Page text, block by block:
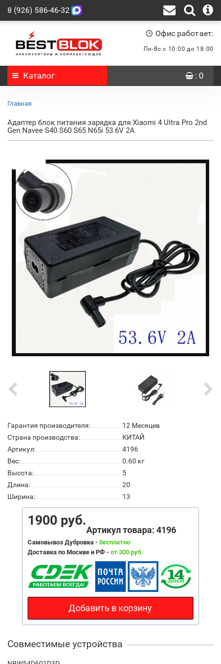
8 (926) 586-46-32
Офис работает:
Пн-Вс с 10:00 до 18:00
Каталог : 0
Главная
Адаптер блок питания зарядка для Xiaomi 4 Ultra Pro 2nd
Gen Navee S40 S60 S65 N65i 53.6V 2A
Гарантия производителя:
12 Месяцев
Страна производства:
КИТАЙ
Артикул:
4196
Вес:
0.60 кг
Высота:
5
Длина:
20
Ширина:
13
1900 руб.
Артикул товара: 4196
Самовывоз Дубровка - бесплатно
Доставка по Москве и РФ - от 300 руб.
Добавить в корзину
Совместимые устройства